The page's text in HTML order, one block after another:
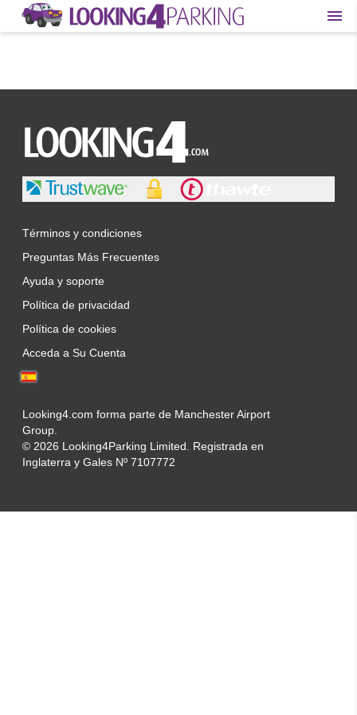
Términos y condiciones
Preguntas Más Frecuentes
Ayuda y soporte
Política de privacidad
Política de cookies
Acceda a Su Cuenta
Looking4.com forma parte de Manchester Airport
Group.
© 2026 Looking4Parking Limited. Registrada en
Inglaterra y Gales Nº 7107772